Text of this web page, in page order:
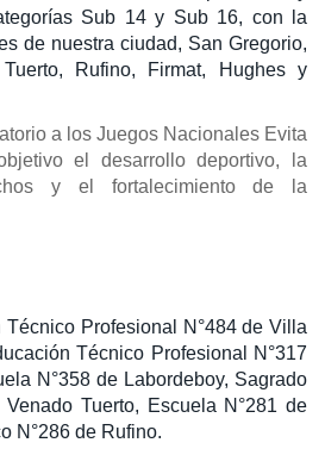
Sub 14 y Sub 16, con la
de nuestra ciudad, San Gregorio,
Tuerto, Rufino, Firmat, Hughes y
a los Juegos Nacionales Evita
el desarrollo deportivo, la
y el fortalecimiento de la
Profesional N°484 de Villa
Técnico Profesional N°317
N°358 de Labordeboy, Sagrado
Tuerto, Escuela N°281 de
N°286 de Rufino.